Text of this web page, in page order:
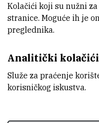
Otkriveni događaji
raka
Kolačići koji su nužni
stranice. Moguće ih je
preglednika.
Analitički kolačići
Služe za praćenje
korisničkog iskustva.